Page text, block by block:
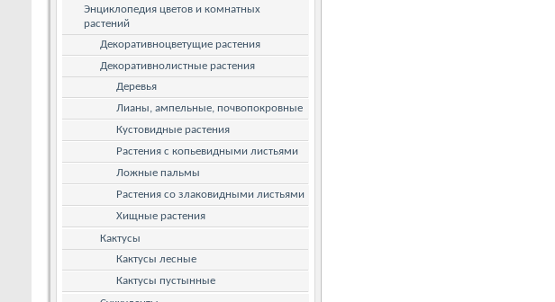
Энциклопедия цветов и комнатных
растений
Декоративноцветущие растения
Декоративнолистные растения
Деревья
Лианы, ампельные, почвопокровные
Кустовидные растения
Растения с копьевидными листьями
Ложные пальмы
Растения со злаковидными листьями
Хищные растения
Кактусы
Кактусы лесные
Кактусы пустынные